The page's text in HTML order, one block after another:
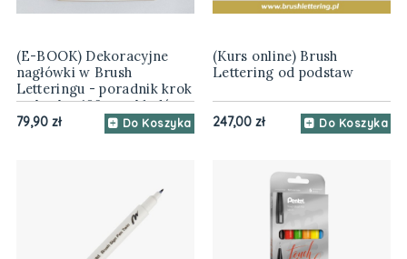
(E-BOOK) Dekoracyjne
nagłówki w Brush
Letteringu - poradnik krok
po kroku, 160 przykładów
79,90 zł Do Koszyka
(Kurs online) Brush
Lettering od podstaw
247,00 zł Do Koszyka